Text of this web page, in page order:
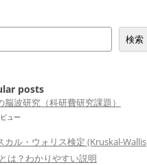
検索
posts
脳波研究（科研費研究課題）
ュー
カル・ウォリス検定 (Kruskal-Wallis
は？わかりやすい説明